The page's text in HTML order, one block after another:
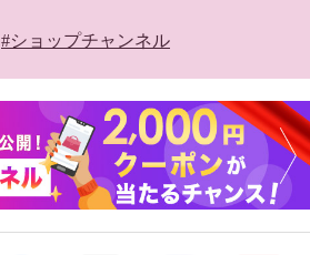
#ショップチャンネル